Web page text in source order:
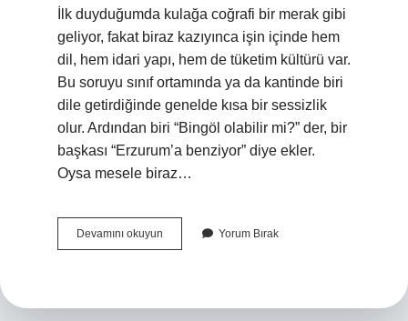
İlk duyduğumda kulağa coğrafi bir merak gibi
geliyor, fakat biraz kazıyınca işin içinde hem
dil, hem idari yapı, hem de tüketim kültürü var.
Bu soruyu sınıf ortamında ya da kantinde biri
dile getirdiğinde genelde kısa bir sessizlik
olur. Ardından biri “Bingöl olabilir mi?” der, bir
başkası “Erzurum’a benziyor” diye ekler.
Oysa mesele biraz…
Devamını okuyun
hangi
Yorum Bırak